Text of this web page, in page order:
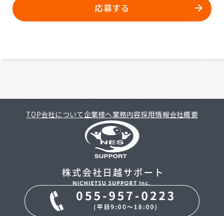
応募する
TOP会社について 企業様へ業務内容採用情報会社概要